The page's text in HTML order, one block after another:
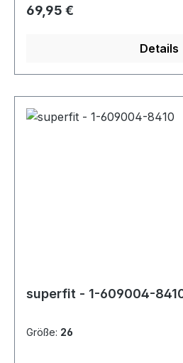
Regulärer Preis:
69,95 €
Details
superfit - 1-609004-
Größe: 26